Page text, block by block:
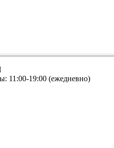
11:00-19:00 (ежедневно)